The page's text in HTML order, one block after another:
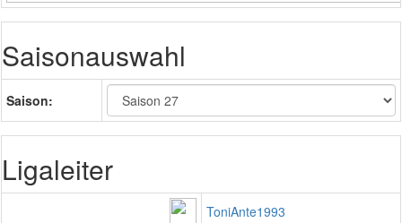
Saisonauswahl
Saison:
Ligaleiter
ToniAnte1993